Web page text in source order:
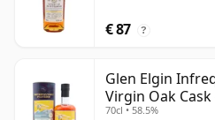
€ 87 ?
Glen Elgin
Virgin Oak
70cl • 58.5%